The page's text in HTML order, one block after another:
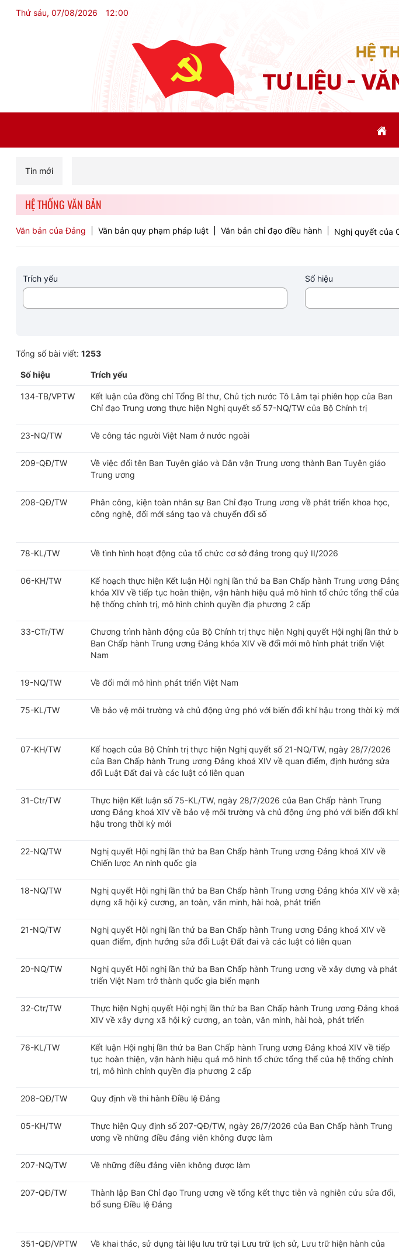
Thứ sáu, 07/08/2026 12:00
HỆ
TƯ LIỆU -
Tin mới
HỆ THỐNG VĂN BẢN
Văn bản của Đảng Văn bản quy phạm pháp luật Văn bản chỉ đạo điều hành Nghị quyết của
Trích yếu Số hiệu
Tổng số bài viết: 1253
Số hiệu Trích yếu
134-TB/VPTW
Kết luận của đồng chí Tổng Bí thư, Chủ tịch nước Tô Lâm tại phiên họp của Ban
Chỉ đạo Trung ương thực hiện Nghị quyết số 57-NQ/TW của Bộ Chính trị
23-NQ/TW Về công tác người Việt Nam ở nước ngoài
209-QĐ/TW
Về việc đổi tên Ban Tuyên giáo và Dân vận Trung ương thành Ban Tuyên giáo
Trung ương
208-QĐ/TW
Phân công, kiện toàn nhân sự Ban Chỉ đạo Trung ương về phát triển khoa học,
công nghệ, đổi mới sáng tạo và chuyển đổi số
78-KL/TW Về tình hình hoạt động của tổ chức cơ sở đảng trong quý II/2026
06-KH/TW
Kế hoạch thực hiện Kết luận Hội nghị lần thứ ba Ban Chấp hành Trung ương
khóa XIV về tiếp tục hoàn thiện, vận hành hiệu quả mô hình tổ chức tổng thể của
hệ thống chính trị, mô hình chính quyền địa phương 2 cấp
33-CTr/TW
Chương trình hành động của Bộ Chính trị thực hiện Nghị quyết Hội nghị lần thứ
Ban Chấp hành Trung ương Đảng khóa XIV về đổi mới mô hình phát triển Việt
Nam
19-NQ/TW Về đổi mới mô hình phát triển Việt Nam
75-KL/TW Về bảo vệ môi trường và chủ động ứng phó với biến đổi khí hậu trong thời kỳ mới
07-KH/TW
Kế hoạch của Bộ Chính trị thực hiện Nghị quyết số 21-NQ/TW, ngày 28/7/2026
của Ban Chấp hành Trung ương Đảng khoá XIV về quan điểm, định hướng sửa
đổi Luật Đất đai và các luật có liên quan
31-Ctr/TW
Thực hiện Kết luận số 75-KL/TW, ngày 28/7/2026 của Ban Chấp hành Trung
ương Đảng khoá XIV về bảo vệ môi trường và chủ động ứng phó với biến đổi khí
hậu trong thời kỳ mới
22-NQ/TW
Nghị quyết Hội nghị lần thứ ba Ban Chấp hành Trung ương Đảng khoá XIV về
Chiến lược An ninh quốc gia
18-NQ/TW
Nghị quyết Hội nghị lần thứ ba Ban Chấp hành Trung ương Đảng khóa XIV về
dựng xã hội kỷ cương, an toàn, văn minh, hài hoà, phát triển
21-NQ/TW
Nghị quyết Hội nghị lần thứ ba Ban Chấp hành Trung ương Đảng khoá XIV về
quan điểm, định hướng sửa đổi Luật Đất đai và các luật có liên quan
20-NQ/TW
Nghị quyết Hội nghị lần thứ ba Ban Chấp hành Trung ương về xây dựng và phát
triển Việt Nam trở thành quốc gia biển mạnh
32-Ctr/TW
Thực hiện Nghị quyết Hội nghị lần thứ ba Ban Chấp hành Trung ương Đảng khoá
XIV về xây dựng xã hội kỷ cương, an toàn, văn minh, hài hoà, phát triển
76-KL/TW
Kết luận Hội nghị lần thứ ba Ban Chấp hành Trung ương Đảng khoá XIV về tiếp
tục hoàn thiện, vận hành hiệu quả mô hình tổ chức tổng thể của hệ thống chính
trị, mô hình chính quyền địa phương 2 cấp
208-QĐ/TW Quy định về thi hành Điều lệ Đảng
05-KH/TW
Thực hiện Quy định số 207-QĐ/TW, ngày 26/7/2026 của Ban Chấp hành Trung
ương về những điều đảng viên không được làm
207-NQ/TW Về những điều đảng viên không được làm
207-QĐ/TW
Thành lập Ban Chỉ đạo Trung ương về tổng kết thực tiễn và nghiên cứu sửa đổi,
bổ sung Điều lệ Đảng
351-QĐ/VPTW
Về khai thác, sử dụng tài liệu lưu trữ tại Lưu trữ lịch sử, Lưu trữ hiện hành của